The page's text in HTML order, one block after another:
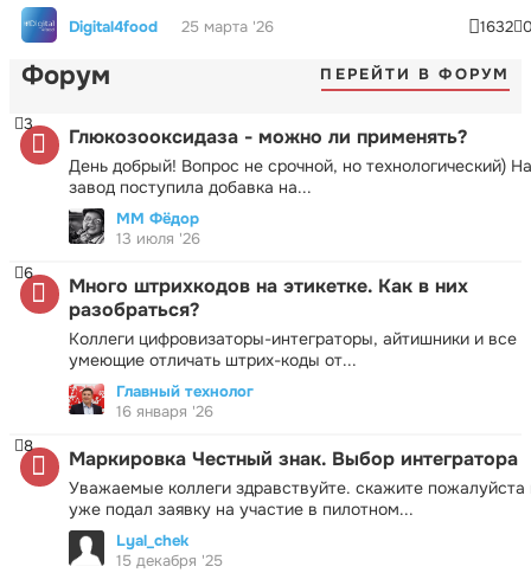
Digital4food
25 марта '26 1632
Форум ПЕРЕЙТИ В ФОРУМ
Глюкозооксидаза - можно ли применять?
День добрый! Вопрос не срочной, но технологический) На
завод поступила добавка на...
3
ММ Фёдор
13 июля '26
Много штрихкодов на этикетке. Как в них
разобраться?
Коллеги цифровизаторы-интеграторы, айтишники и все
умеющие отличать штрих-коды от...
6
Главный технолог
16 января '26
Маркировка Честный знак. Выбор интегратора
Уважаемые коллеги здравствуйте. скажите пожалуйста
уже подал заявку на участие в пилотном...
8
Lyal_chek
15 декабря '25